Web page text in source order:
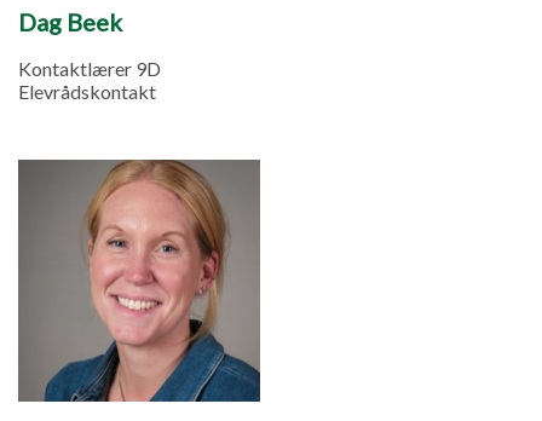
Dag Beek
Kontaktlærer 9D
Elevrådskontakt